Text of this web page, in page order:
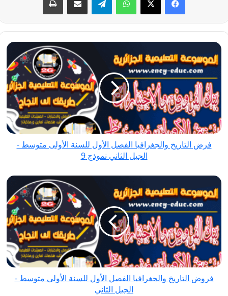
فرض
التاريخ
والجغرافيا
الفصل
الأول
للسنة
الأولى
متوسط
نموذج
9
فرض التاريخ والجغرافيا الفصل الأول للسنة الأولى متوسط -
الجيل الثاني نموذج 9
فروض
التاريخ
والجغرافيا
الفصل
الأول
للسنة
الأولى
متوسط
فروض التاريخ والجغرافيا الفصل الأول للسنة الأولى متوسط -
الجيل الثاني